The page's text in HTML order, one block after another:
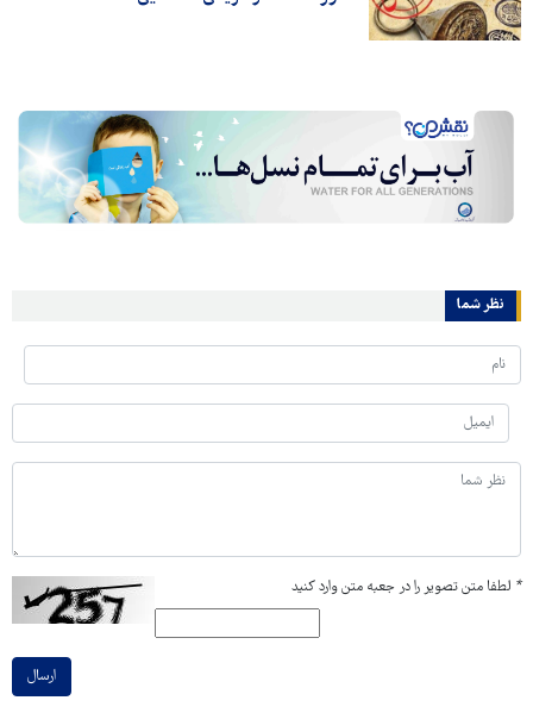
نظر شما
* لطفا متن تصویر را در جعبه متن وارد کنید
ارسال